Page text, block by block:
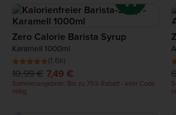
Zero Calorie Barista Syrup
Karamell 1000ml
(1.6k)
10,99 € 7,49 €
Sommerangebote: Bis zu 75% Rabatt - kein Code
nötig